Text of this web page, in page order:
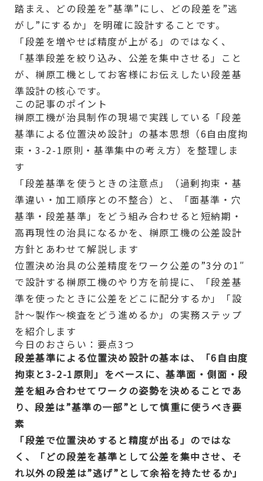
踏まえ、どの段差を”基準”にし、どの段差を”逃
がし”にするか」を明確に設計することです。
「段差を増やせば精度が上がる」のではなく、
「基準段差を絞り込み、公差を集中させる」こと
が、榊原工機としてお客様にお伝えしたい段差基
準設計の核心です。
この記事のポイント
榊原工機が治具制作の現場で実践している「段差
基準による位置決め設計」の基本思想（6自由度拘
束・3-2-1原則・基準集中の考え方）を整理しま
す
「段差基準を使うときの注意点」（過剰拘束・基
準違い・加工順序との不整合）と、「面基準・穴
基準・段差基準」をどう組み合わせると短納期・
高再現性の治具になるかを、榊原工機の公差設計
方針とあわせて解説します
位置決め治具の公差精度をワーク公差の”3分の1″
で設計する榊原工機のやり方を前提に、「段差基
準を使ったときに公差をどこに配分するか」「設
計〜製作〜検査をどう進めるか」の実務ステップ
を紹介します
今日のおさらい：要点3つ
段差基準による位置決め設計の基本は、「6自由度
拘束と3-2-1原則」をベースに、基準面・側面・段
差を組み合わせてワークの姿勢を決めることであ
り、段差は”基準の一部”として慎重に使うべき要
素
「段差で位置決めすると精度が出る」のではな
く、「どの段差を基準として公差を集中させ、そ
れ以外の段差は”逃げ”として余裕を持たせるか」